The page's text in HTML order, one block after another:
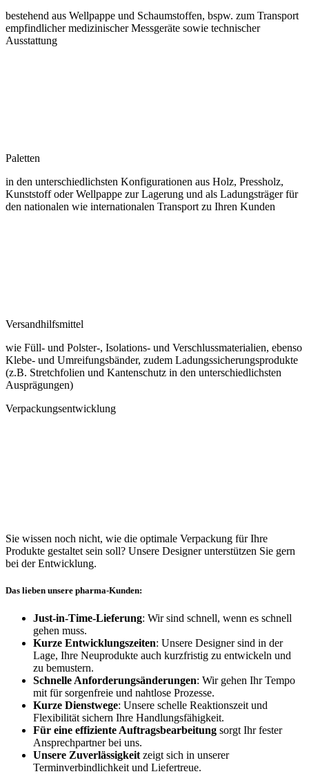
bestehend aus Wellpappe und Schaumstoffen, bspw. zum Transport
empfindlicher medizinischer Messgeräte sowie technischer
Ausstattung
Paletten
in den unterschiedlichsten Konfigurationen aus Holz, Pressholz,
Kunststoff oder Wellpappe zur Lagerung und als Ladungsträger für
den nationalen wie internationalen Transport zu Ihren Kunden
Versandhilfsmittel
wie Füll- und Polster-, Isolations- und Verschlussmaterialien, ebenso
Klebe- und Umreifungsbänder, zudem Ladungssicherungsprodukte
(z.B. Stretchfolien und Kantenschutz in den unterschiedlichsten
Ausprägungen)
Verpackungsentwicklung
Sie wissen noch nicht, wie die optimale Verpackung für Ihre
Produkte gestaltet sein soll? Unsere Designer unterstützen Sie gern
bei der Entwicklung.
Das lieben unsere pharma-Kunden:
Just-in-Time-Lieferung: Wir sind schnell, wenn es schnell
gehen muss.
Kurze Entwicklungszeiten: Unsere Designer sind in der
Lage, Ihre Neuprodukte auch kurzfristig zu entwickeln und
zu bemustern.
Schnelle Anforderungsänderungen: Wir gehen Ihr Tempo
mit für sorgenfreie und nahtlose Prozesse.
Kurze Dienstwege: Unsere schelle Reaktionszeit und
Flexibilität sichern Ihre Handlungsfähigkeit.
Für eine effiziente Auftragsbearbeitung sorgt Ihr fester
Ansprechpartner bei uns.
Unsere Zuverlässigkeit zeigt sich in unserer
Terminverbindlichkeit und Liefertreue.